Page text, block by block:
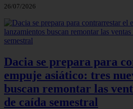
26/07/2026
Dacia se prepara para
empuje asiático: tres
buscan remontar las
de caída semestral